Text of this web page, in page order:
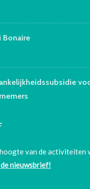
Bonaire
van de activiteiten
nieuwsbrief!